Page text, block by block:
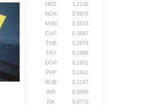
HKD
1.2136
NOK
0.9973
MXN
0.5533
CUP
0.3697
THB
0.2873
TRY
0.1996
DOP
0.1631
PHP
0.1561
RUB
0.1147
INR
0.0998
ISK
0.0770